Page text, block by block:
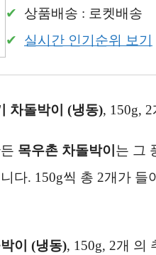
상품배송 : 로켓배송
실시간 인기순위 보기
차돌박이 (냉동), 150g,
목우촌 차돌박이 는 그
다. 150g씩 총 2개가
이 (냉동), 150g, 2개 의